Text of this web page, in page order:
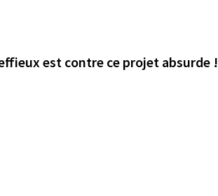
est contre ce projet absurde !